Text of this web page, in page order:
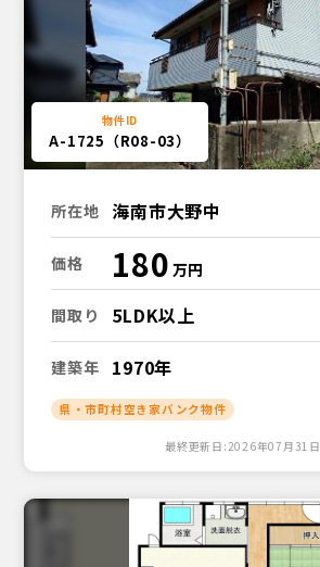
A-1725（R08-03）
所在地 海南市大野中
価格 180
間取り 5LDK以上
建築年 1970年
県・市町村空き家バンク物件
最終更新日:2026年07月31日